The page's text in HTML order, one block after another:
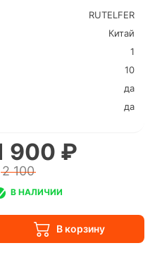
RUTELFER
Китай
1
10
да
да
900 ₽
2 100
В НАЛИЧИИ